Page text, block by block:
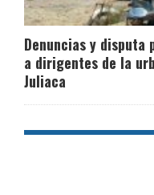
Denuncias y
a dirigentes de la
Juliaca